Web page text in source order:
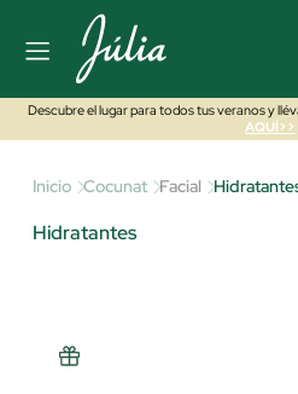
Descubre el lugar para todos tus veranos y
AQUÍ>>
Inicio Cocunat Facial
Hidratantes